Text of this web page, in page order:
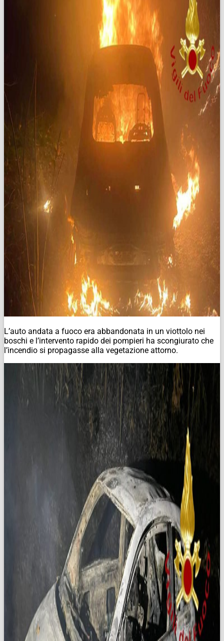
L’auto andata a fuoco era abbandonata in un viottolo nei
boschi e l’intervento rapido dei pompieri ha scongiurato che
l’incendio si propagasse alla vegetazione attorno.